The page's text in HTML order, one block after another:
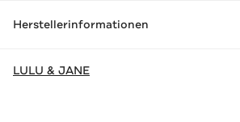
Herstellerinformationen
LULU & JANE